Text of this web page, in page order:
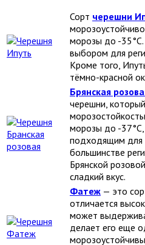
Сорт черешни
морозы до -
выбором для
Кроме того,
тёмно-красной
Брянская
черешни,
морозы до -
подходящим для
большинстве
Брянской
сладкий вкус.
Фатеж — это
отличается
может
делает его еще